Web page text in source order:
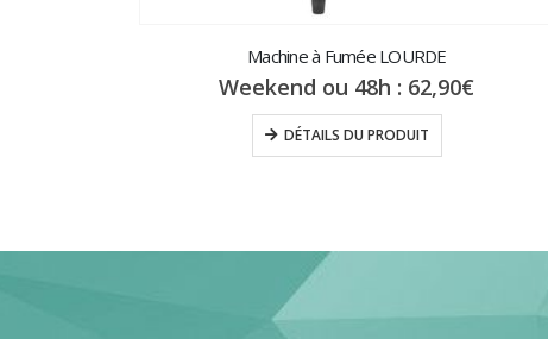
Machine à Fumée LOURDE
Weekend ou 48h : 62,90€
DÉTAILS DU PRODUIT